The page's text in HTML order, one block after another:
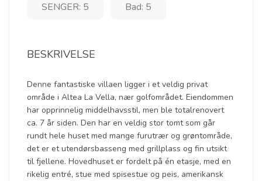
SENGER: 5 Bad: 5
BESKRIVELSE
Denne fantastiske villaen ligger i et veldig privat
område i Altea La Vella, nær golfområdet. Eiendommen
har opprinnelig middelhavsstil, men ble totalrenovert
ca. 7 år siden. Den har en veldig stor tomt som går
rundt hele huset med mange furutrær og grøntområde,
det er et utendørsbasseng med grillplass og fin utsikt
til fjellene. Hovedhuset er fordelt på én etasje, med en
rikelig entré, stue med spisestue og peis, amerikansk